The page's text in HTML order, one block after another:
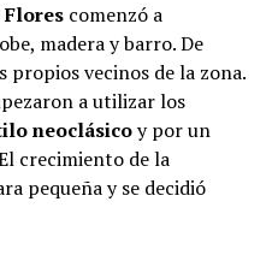
Florescomenzó a
madera y barro. De
propios vecinos de la zona.
a utilizar los
neoclásicoy por un
crecimiento de la
pequeña y se decidió